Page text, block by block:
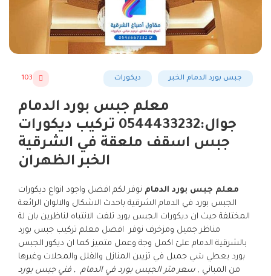
جبس بورد الدمام الخبر ديكورات 103
معلم جبس بورد الدمام
جوال:0544433232 تركيب ديكورات
جبس اسقف ملعقة في الشرقية
الخبر الظهران
معلم جبس بورد الدمام نوفر لكم افضل واجود انواع ديكورات
الجبس بورد في الدمام الشرقية باحدث الاشكال والالوان الرائعة
المختلفة حيث ان ديكورات الجبس بورد تلفت الانتباه لناظرين بان لة
مناظر جميل ومزخرف نوفر افضل معلم تركيب جبس بورد
بالشرقية الدمام علئ اكمل وجة وعمل متميز كما ان ديكور الجبس
بورد يعطي شي جميل في تزيين المنازل والفلل والمحلات وغيرها
من المباني , سعر متر الجبس بورد في الدمام , فني جبس بورد